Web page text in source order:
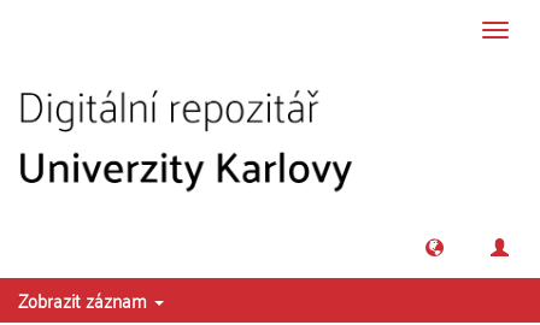
Zobrazit záznam